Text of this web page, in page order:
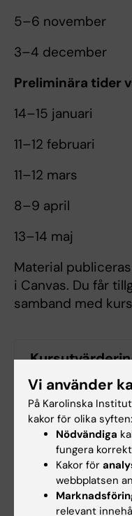
5–6 november
3–4 december
Preliminära tider
14–15 januari
11–12 februari
11–12 mars
8–9 april
13–14 maj
Material
i Canvas. Du får
samband med
Enkätrapport HT25/
Inger
Vi använder
På Karolinska
kakor för olika syften:
Nödvändiga
fungera
Kakor för
webbplatsen
relevant